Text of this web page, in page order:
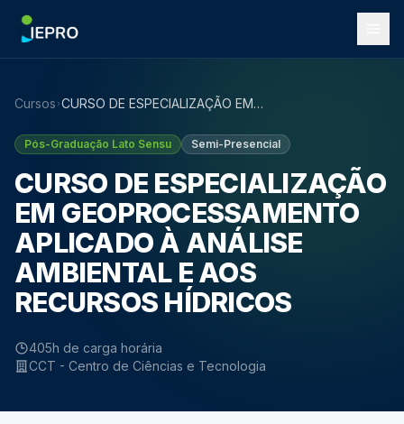
Cursos CURSO DE ESPECIALIZAÇÃO EM
AMBIENTAL E AOS RECURSOS HÍDRICOS
Pós-Graduação Lato Sensu Semi-Presencial
CURSO DE ESPECIALIZAÇÃO
EM GEOPROCESSAMENTO
APLICADO À ANÁLISE
AMBIENTAL E AOS
RECURSOS HÍDRICOS
405h de carga horária
CCT - Centro de Ciências e Tecnologia